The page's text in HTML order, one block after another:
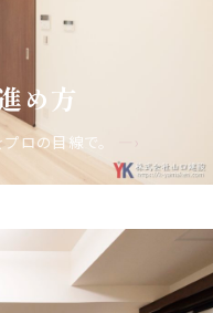
め方
ロの目線で。 —›